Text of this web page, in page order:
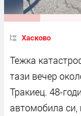
Хасково
Тежка
тази вечер
Тракиец. 48-
автомобила си,